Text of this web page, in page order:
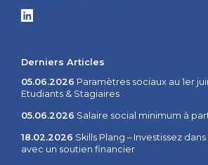
Derniers Articles
05.06.2026 Paramètres sociaux au 1er
Etudiants & Stagiaires
05.06.2026 Salaire social minimum à
18.02.2026 Skills Plang – Investissez
avec un soutien financier